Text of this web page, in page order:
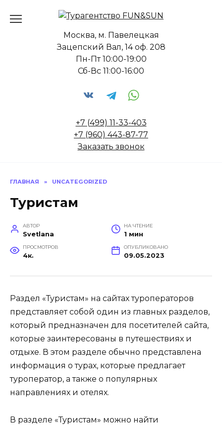
Москва, м. Павелецкая
Зацепский Вал, 14 оф. 208
Пн-Пт 10:00-19:00
Сб-Вс 11:00-16:00
+7 (499) 11-33-403
+7 (960) 443-87-77
Заказать звонок
ГЛАВНАЯ » UNCATEGORIZED
Туристам
АВТОР
Svetlana
НА ЧТЕНИЕ
1 мин
ПРОСМОТРОВ
4к.
ОПУБЛИКОВАНО
09.05.2023
Раздел «Туристам» на сайтах туроператоров
представляет собой один из главных разделов,
который предназначен для посетителей сайта,
которые заинтересованы в путешествиях и
отдыхе. В этом разделе обычно представлена
информация о турах, которые предлагает
туроператор, а также о популярных
направлениях и отелях.
В разделе «Туристам» можно найти